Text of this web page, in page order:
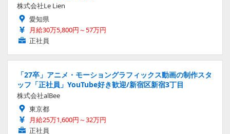
株式会社Le Lien
愛知県
月給30万5,800円～57万円
正社員
「27卒」アニメ・モーショングラフィックス動画の制作スタ
ッフ「正社員」YouTube好き歓迎/新宿区新宿3丁目
株式会社alBee
東京都
月給25万1,600円～32万円
正社員